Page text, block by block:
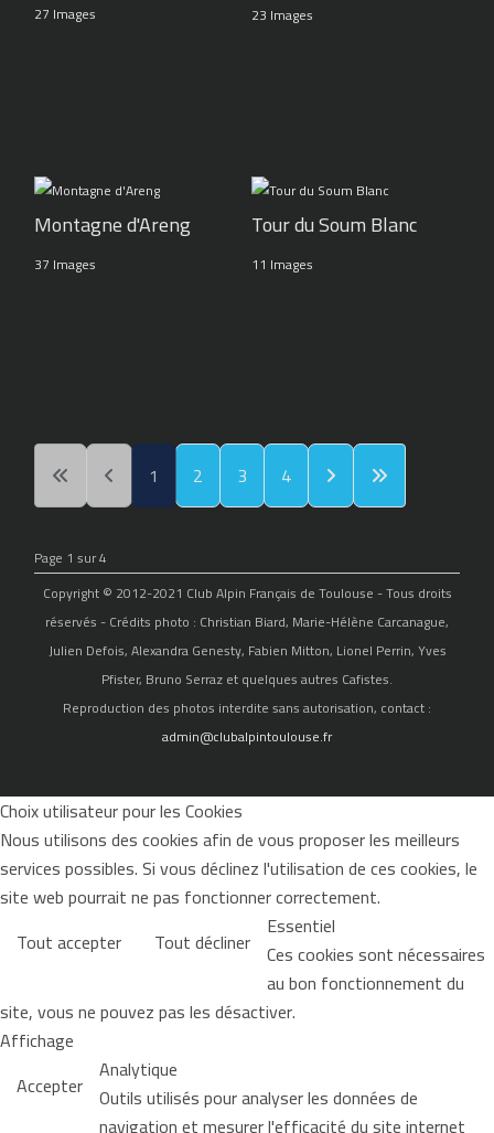
27 Images 23 Images
Montagne d'Areng
37 Images
Tour du Soum Blanc
11 Images
1 2 3 4
Page 1 sur 4
Copyright © 2012-2021 Club Alpin Français de Toulouse - Tous droits
réservés - Crédits photo : Christian Biard, Marie-Hélène Carcanague,
Julien Defois, Alexandra Genesty, Fabien Mitton, Lionel Perrin, Yves
Pfister, Bruno Serraz et quelques autres Cafistes.
Reproduction des photos interdite sans autorisation, contact :
admin@clubalpintoulouse.fr
Choix utilisateur pour les Cookies
Nous utilisons des cookies afin de vous proposer les meilleurs
services possibles. Si vous déclinez l'utilisation de ces cookies, le
site web pourrait ne pas fonctionner correctement.
Tout accepter
Tout décliner Essentiel
Ces cookies sont nécessaires
au bon fonctionnement du
site, vous ne pouvez pas les désactiver.
Affichage
Accepter Analytique
Outils utilisés pour analyser les données de